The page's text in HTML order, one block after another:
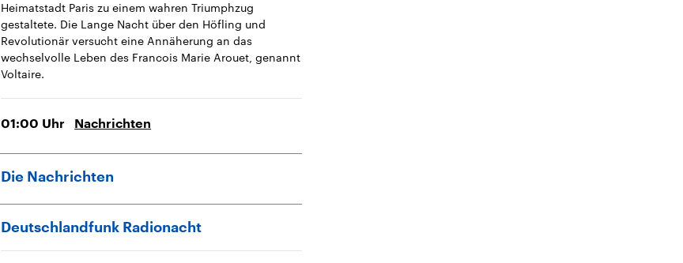
Heimatstadt Paris zu einem wahren Triumphzug
gestaltete. Die Lange Nacht über den Höfling und
Revolutionär versucht eine Annäherung an das
wechselvolle Leben des Francois Marie Arouet, genannt
Voltaire.
01:00 Uhr Nachrichten
Die Nachrichten
Deutschlandfunk Radionacht